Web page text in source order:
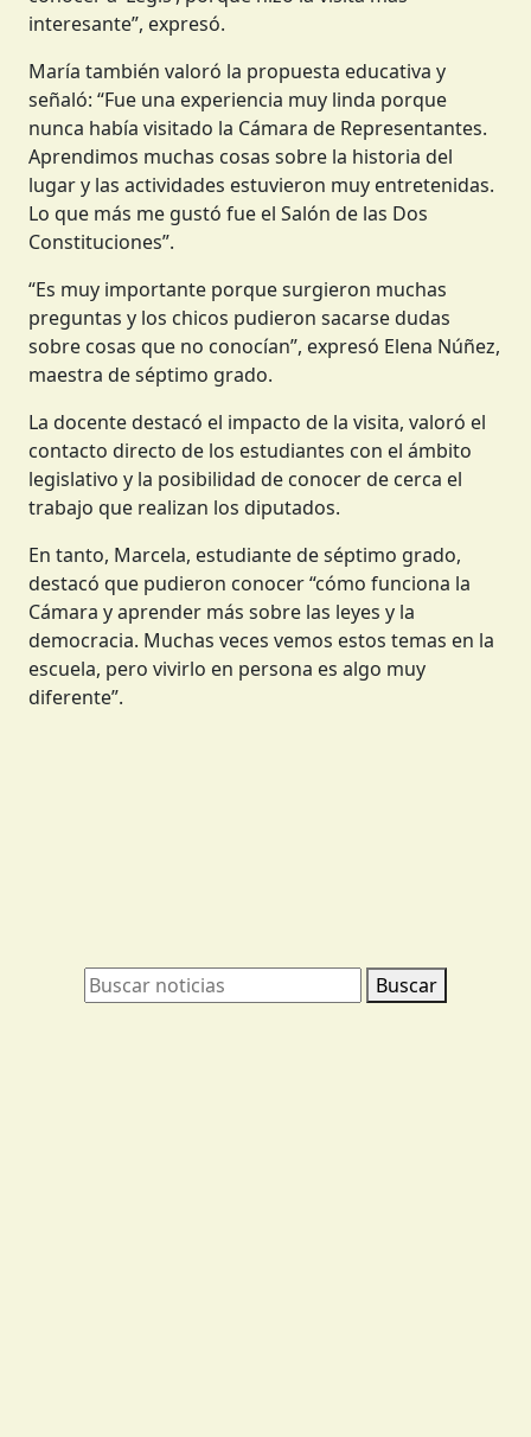
interesante”, expresó.
María también valoró la propuesta educativa y
señaló: “Fue una experiencia muy linda porque
nunca había visitado la Cámara de Representantes.
Aprendimos muchas cosas sobre la historia del
lugar y las actividades estuvieron muy entretenidas.
Lo que más me gustó fue el Salón de las Dos
Constituciones”.
“Es muy importante porque surgieron muchas
preguntas y los chicos pudieron sacarse dudas
sobre cosas que no conocían”, expresó Elena Núñez,
maestra de séptimo grado.
La docente destacó el impacto de la visita, valoró el
contacto directo de los estudiantes con el ámbito
legislativo y la posibilidad de conocer de cerca el
trabajo que realizan los diputados.
En tanto, Marcela, estudiante de séptimo grado,
destacó que pudieron conocer “cómo funciona la
Cámara y aprender más sobre las leyes y la
democracia. Muchas veces vemos estos temas en la
escuela, pero vivirlo en persona es algo muy
diferente”.
Buscar